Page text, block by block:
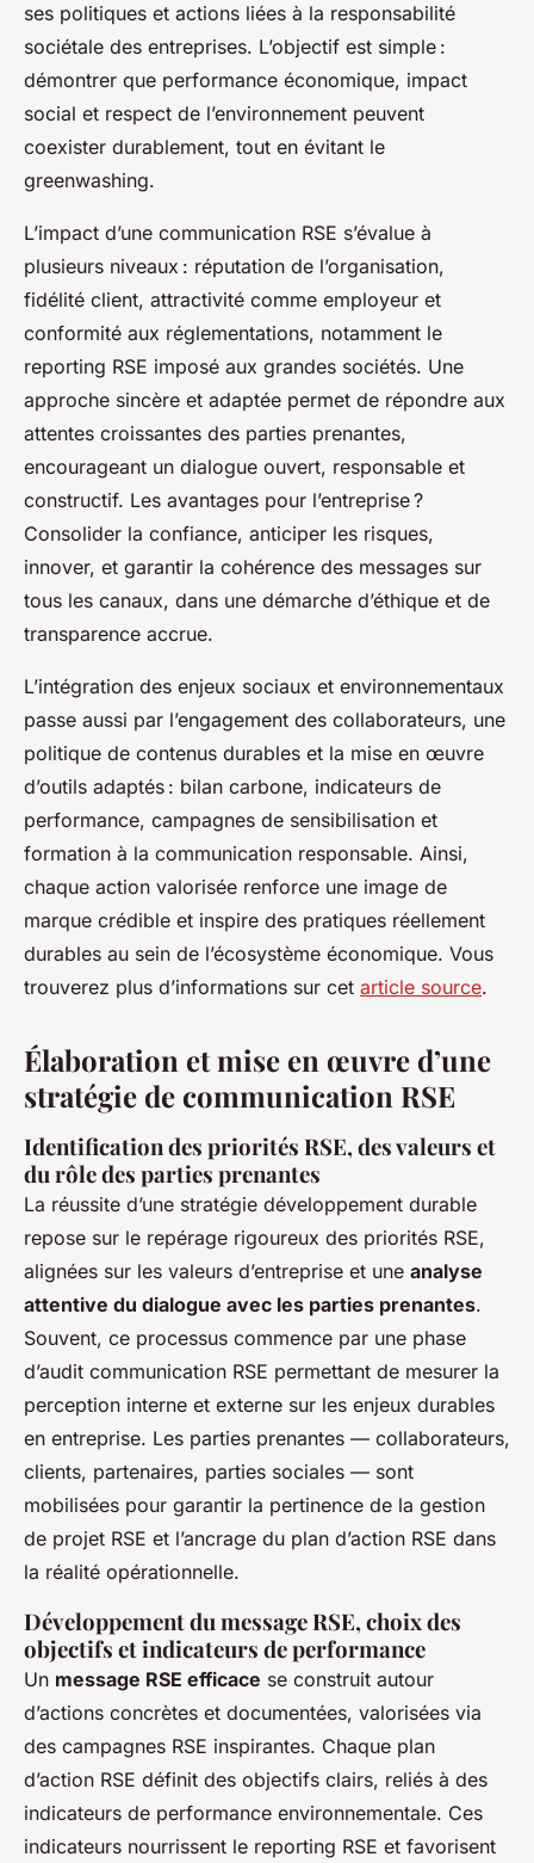
ses politiques et actions liées à la responsabilité
sociétale des entreprises. L’objectif est simple :
démontrer que performance économique, impact
social et respect de l’environnement peuvent
coexister durablement, tout en évitant le
greenwashing.
L’impact d’une communication RSE s’évalue à
plusieurs niveaux : réputation de l’organisation,
fidélité client, attractivité comme employeur et
conformité aux réglementations, notamment le
reporting RSE imposé aux grandes sociétés. Une
approche sincère et adaptée permet de répondre aux
attentes croissantes des parties prenantes,
encourageant un dialogue ouvert, responsable et
constructif. Les avantages pour l’entreprise ?
Consolider la confiance, anticiper les risques,
innover, et garantir la cohérence des messages sur
tous les canaux, dans une démarche d’éthique et de
transparence accrue.
L’intégration des enjeux sociaux et environnementaux
passe aussi par l’engagement des collaborateurs, une
politique de contenus durables et la mise en œuvre
d’outils adaptés : bilan carbone, indicateurs de
performance, campagnes de sensibilisation et
formation à la communication responsable. Ainsi,
chaque action valorisée renforce une image de
marque crédible et inspire des pratiques réellement
durables au sein de l’écosystème économique. Vous
trouverez plus d’informations sur cet article source.
Élaboration et mise en œuvre d’une
stratégie de communication RSE
Identification des priorités RSE, des valeurs et
du rôle des parties prenantes
La réussite d’une stratégie développement durable
repose sur le repérage rigoureux des priorités RSE,
alignées sur les valeurs d’entreprise et une analyse
attentive du dialogue avec les parties prenantes.
Souvent, ce processus commence par une phase
d’audit communication RSE permettant de mesurer la
perception interne et externe sur les enjeux durables
en entreprise. Les parties prenantes — collaborateurs,
clients, partenaires, parties sociales — sont
mobilisées pour garantir la pertinence de la gestion
de projet RSE et l’ancrage du plan d’action RSE dans
la réalité opérationnelle.
Développement du message RSE, choix des
objectifs et indicateurs de performance
Un message RSE efficace se construit autour
d’actions concrètes et documentées, valorisées via
des campagnes RSE inspirantes. Chaque plan
d’action RSE définit des objectifs clairs, reliés à des
indicateurs de performance environnementale. Ces
indicateurs nourrissent le reporting RSE et favorisent